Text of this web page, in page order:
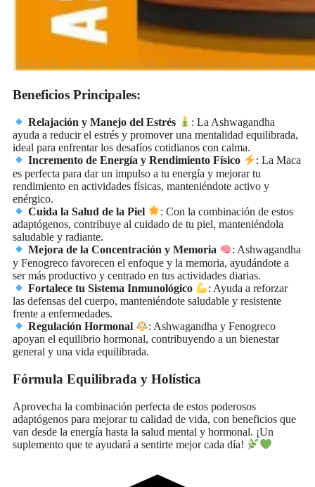
Beneficios Principales:
Relajación y Manejo del Estrés
: La Ashwagandha
ayuda a reducir el estrés y promover una mentalidad equilibrada,
ideal para enfrentar los desafíos cotidianos con calma.
Incremento de Energía y Rendimiento Físico
: La Maca
es perfecta para dar un impulso a tu energía y mejorar tu
rendimiento en actividades físicas, manteniéndote activo y
enérgico.
Cuida la Salud de la Piel
: Con la combinación de estos
adaptógenos, contribuye al cuidado de tu piel, manteniéndola
saludable y radiante.
Mejora de la Concentración y Memoria
: Ashwagandha
y Fenogreco favorecen el enfoque y la memoria, ayudándote a
ser más productivo y centrado en tus actividades diarias.
Fortalece tu Sistema Inmunológico
: Ayuda a reforzar
las defensas del cuerpo, manteniéndote saludable y resistente
frente a enfermedades.
Regulación Hormonal
: Ashwagandha y Fenogreco
apoyan el equilibrio hormonal, contribuyendo a un bienestar
general y una vida equilibrada.
Fórmula Equilibrada y Holística
Aprovecha la combinación perfecta de estos poderosos
adaptógenos para mejorar tu calidad de vida, con beneficios que
van desde la energía hasta la salud mental y hormonal. ¡Un
suplemento que te ayudará a sentirte mejor cada día!